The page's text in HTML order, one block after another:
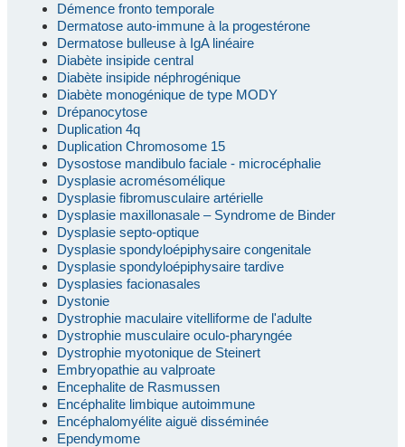
Démence fronto temporale
Dermatose auto-immune à la progestérone
Dermatose bulleuse à IgA linéaire
Diabète insipide central
Diabète insipide néphrogénique
Diabète monogénique de type MODY
Drépanocytose
Duplication 4q
Duplication Chromosome 15
Dysostose mandibulo faciale - microcéphalie
Dysplasie acromésomélique
Dysplasie fibromusculaire artérielle
Dysplasie maxillonasale – Syndrome de Binder
Dysplasie septo-optique
Dysplasie spondyloépiphysaire congenitale
Dysplasie spondyloépiphysaire tardive
Dysplasies facionasales
Dystonie
Dystrophie maculaire vitelliforme de l'adulte
Dystrophie musculaire oculo-pharyngée
Dystrophie myotonique de Steinert
Embryopathie au valproate
Encephalite de Rasmussen
Encéphalite limbique autoimmune
Encéphalomyélite aiguë disséminée
Ependymome